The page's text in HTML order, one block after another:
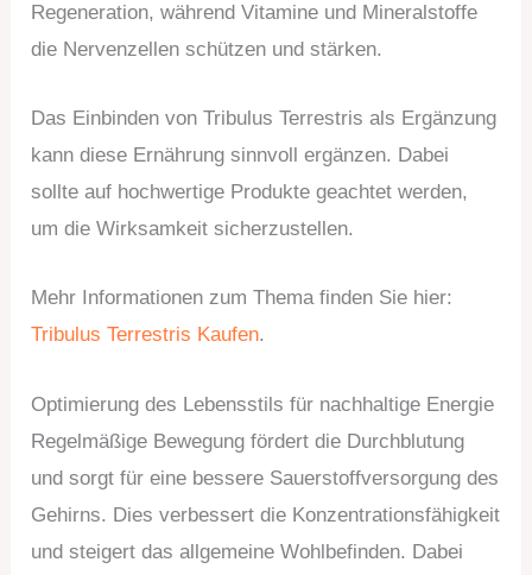
Regeneration, während Vitamine und Mineralstoffe
die Nervenzellen schützen und stärken.
Das Einbinden von Tribulus Terrestris als Ergänzung
kann diese Ernährung sinnvoll ergänzen. Dabei
sollte auf hochwertige Produkte geachtet werden,
um die Wirksamkeit sicherzustellen.
Mehr Informationen zum Thema finden Sie hier:
Tribulus Terrestris Kaufen.
Optimierung des Lebensstils für nachhaltige Energie
Regelmäßige Bewegung fördert die Durchblutung
und sorgt für eine bessere Sauerstoffversorgung des
Gehirns. Dies verbessert die Konzentrationsfähigkeit
und steigert das allgemeine Wohlbefinden. Dabei